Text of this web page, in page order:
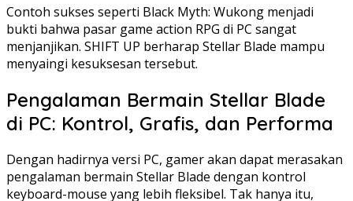
Contoh sukses seperti Black Myth: Wukong menjadi
bukti bahwa pasar game action RPG di PC sangat
menjanjikan. SHIFT UP berharap Stellar Blade mampu
menyaingi kesuksesan tersebut.
Pengalaman Bermain Stellar Blade
di PC: Kontrol, Grafis, dan Performa
Dengan hadirnya versi PC, gamer akan dapat merasakan
pengalaman bermain Stellar Blade dengan kontrol
keyboard-mouse yang lebih fleksibel. Tak hanya itu,